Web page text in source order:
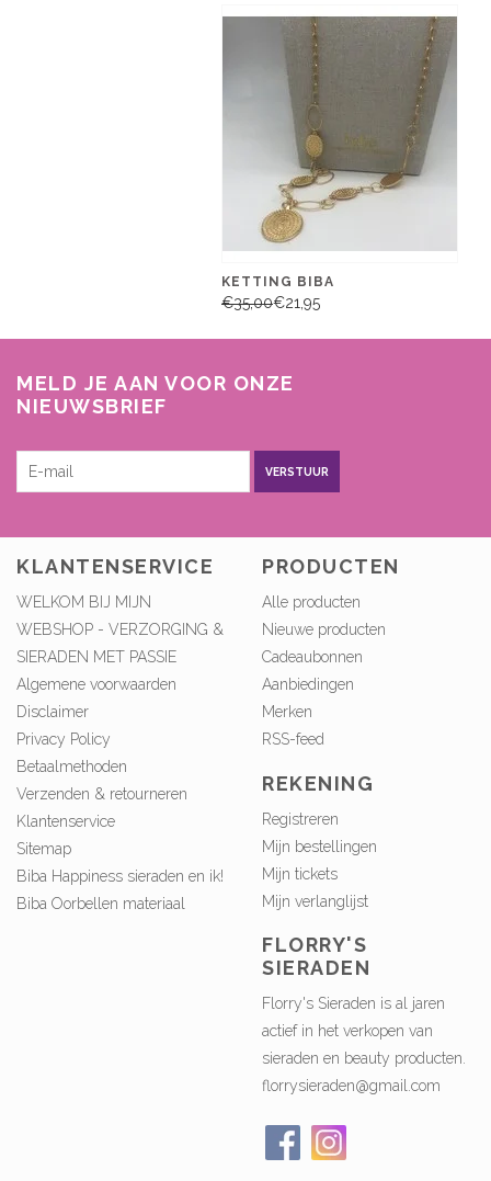
KETTING BIBA
€35,00€21,95
MELD JE AAN VOOR ONZE
NIEUWSBRIEF
VERSTUUR
KLANTENSERVICE
WELKOM BIJ MIJN
WEBSHOP - VERZORGING &
SIERADEN MET PASSIE
Algemene voorwaarden
Disclaimer
Privacy Policy
Betaalmethoden
Verzenden & retourneren
Klantenservice
Sitemap
Biba Happiness sieraden en ik!
Biba Oorbellen materiaal
PRODUCTEN
Alle producten
Nieuwe producten
Cadeaubonnen
Aanbiedingen
Merken
RSS-feed
REKENING
Registreren
Mijn bestellingen
Mijn tickets
Mijn verlanglijst
FLORRY'S
SIERADEN
Florry's Sieraden is al jaren
actief in het verkopen van
sieraden en beauty producten.
florrysieraden@gmail.com